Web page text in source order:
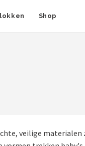
Shop
veilige